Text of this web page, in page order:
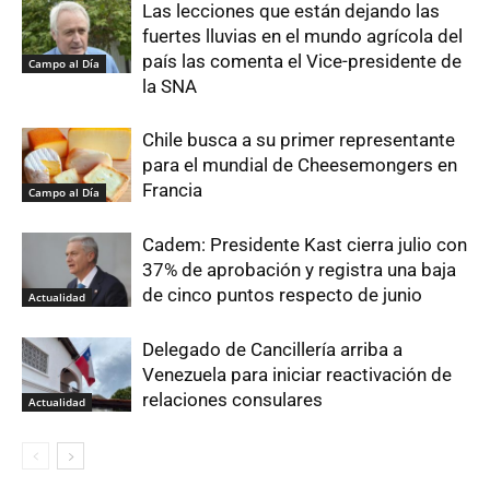
Campo al Día
Las lecciones que están dejando las
fuertes lluvias en el mundo agrícola del
país las comenta el Vice-presidente de
la SNA
Campo al Día
Chile busca a su primer representante
para el mundial de Cheesemongers en
Francia
Actualidad
Cadem: Presidente Kast cierra julio con
37% de aprobación y registra una baja
de cinco puntos respecto de junio
Actualidad
Delegado de Cancillería arriba a
Venezuela para iniciar reactivación de
relaciones consulares